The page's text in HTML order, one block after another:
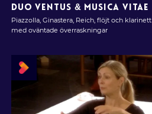
DUO VENTUS & MUSICA VITAE
Piazzolla, Ginastera, Reich, flöjt och klarinett
med oväntade överraskningar